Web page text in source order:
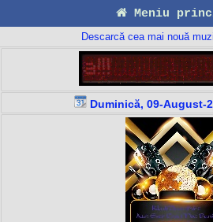
Meniu
Descarcă cea mai nouă
Duminică, 09-August-